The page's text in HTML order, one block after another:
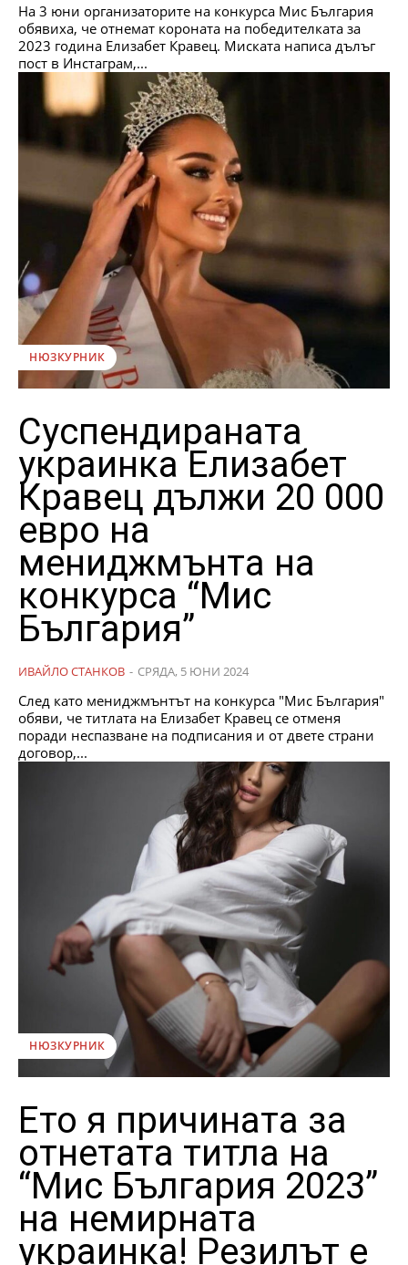
На 3 юни организаторите на конкурса Мис България
обявиха, че отнемат короната на победителката за
2023 година Елизабет Кравец. Миската написа дълъг
пост в Инстаграм,...
НЮЗКУРНИК
Суспендираната
украинка Елизабет
Кравец дължи 20 000
евро на
мениджмънта на
конкурса “Мис
България”
ИВАЙЛО СТАНКОВ - СРЯДА, 5 ЮНИ 2024
След като мениджмънтът на конкурса "Мис България"
обяви, че титлата на Елизабет Кравец се отменя
поради неспазване на подписания и от двете страни
договор,...
НЮЗКУРНИК
Ето я причината за
отнетата титла на
“Мис България 2023”
на немирната
украинка! Резилът е